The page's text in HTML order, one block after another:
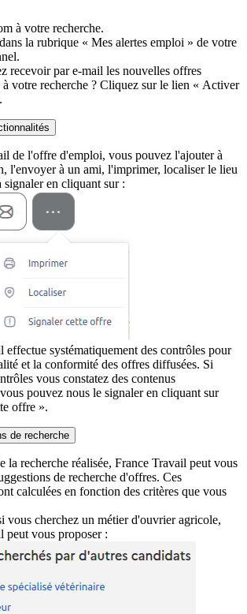
à votre recherche.
la rubrique « Mes alertes emploi » de votre
recevoir par e-mail les nouvelles offres
votre recherche ? Cliquez sur le lien « Activer
de l'offre d'emploi, vous pouvez l'ajouter à
l'envoyer à un ami, l'imprimer, localiser le lieu
signaler en cliquant sur :
effectue systématiquement des contrôles pour
et la conformité des offres diffusées. Si
vous constatez des contenus
pouvez nous le signaler en cliquant sur
offre ».
de recherche
la recherche réalisée, France Travail peut vous
de recherche d'offres. Ces
calculées en fonction des critères que vous
vous cherchez un métier d'ouvrier agricole,
peut vous proposer :